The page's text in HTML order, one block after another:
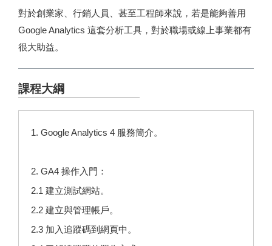
對於創業家、行銷人員、甚至工程師來說，若是能夠善用
Google Analytics 這套分析工具，對於職場或線上事業都有
很大助益。
課程大綱
1. Google Analytics 4 服務簡介。
2. GA4 操作入門：
2.1 建立測試網站。
2.2 建立與管理帳戶。
2.3 加入追蹤碼到網頁中。